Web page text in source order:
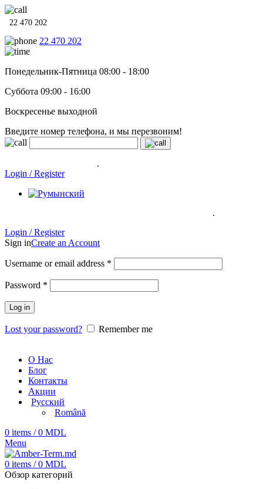
22 470 202
22 470 202
Понедельник-Пятница 08:00 - 18:00
Суббота 09:00 - 16:00
Воскресенье выходной
Введите номер телефона, и мы перезвоним!
.
Login / Register
.
Login / Register
Sign inCreate an Account
Username or email address *
Password *
Log in
Lost your password? Remember me
О Нас
Блог
Контакты
Акции
Русский
Română
0 items / 0 MDL
Menu
0 items / 0 MDL
Обзор категорий